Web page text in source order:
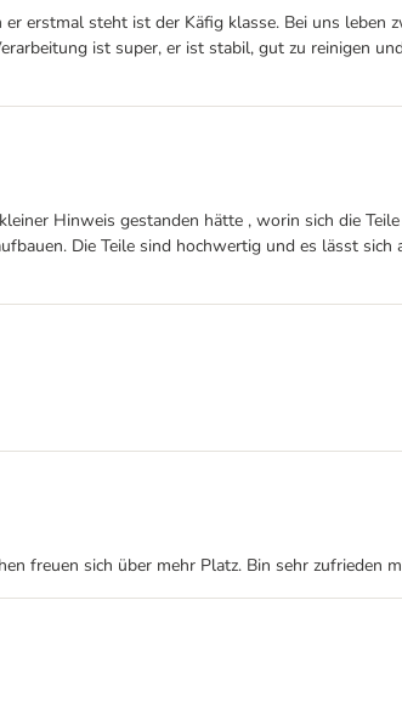
steht ist der Käfig klasse. Bei uns leben
ist super, er ist stabil, gut zu reinigen
Hinweis gestanden hätte , worin sich die
Die Teile sind hochwertig und es lässt
freuen sich über mehr Platz. Bin sehr zufrieden